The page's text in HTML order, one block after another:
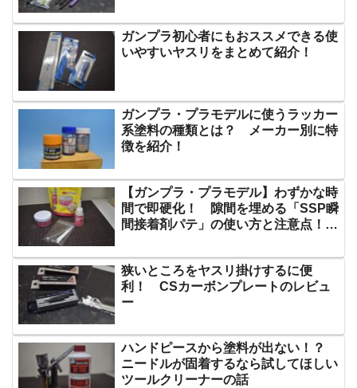
ガンプラ初心者にもおススメできる使
いやすいヤスリをまとめて紹介！
ガンプラ・プラモデルに使うラッカー
系塗料の種類とは？ メーカー別に特
徴を紹介！
【ガンプラ・プラモデル】わずかな時
間で即硬化！ 隙間を埋める「SSP瞬
間接着剤パテ」の使い方と注意点！
狭いところをヤスリ掛けするに便
利！ CSカーボンプレートのレビュ
ー
ハンドピースから塗料が出ない！？
ニードルが固着するなら試してほしい
ツールクリーナーの話